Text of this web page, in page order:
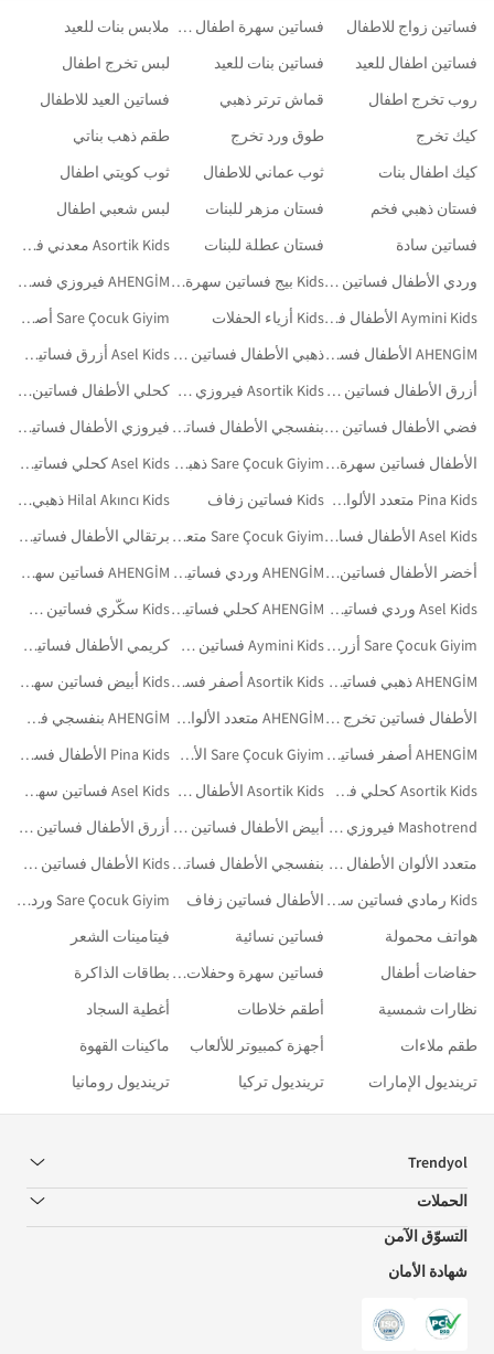
فساتين زواج للاطفال فساتين سهرة اطفال سن 12 سنة ملابس بنات للعيد
فساتين اطفال للعيد
فساتين بنات للعيد
لبس تخرج اطفال
روب تخرج اطفال
قماش ترتر ذهبي
فساتين العيد للاطفال
كيك تخرج
طوق ورد تخرج
طقم ذهب بناتي
كيك اطفال بنات
ثوب عماني للاطفال
ثوب كويتي اطفال
فستان ذهبي فخم
فستان مزهر للبنات
لبس شعبي اطفال
فساتين سادة
فستان عطلة للبنات
Asortik Kids معدني فساتين سهرة وحفلات تخرج
وردي الأطفال فساتين سهرة وحفلات تخرج
Kids بيج فساتين سهرة وحفلات تخرج
AHENGİM فيروزي فساتين سهرة وحفلات تخرج
Aymini Kids الأطفال فساتين سهرة وحفلات تخرجKids أزياء الحفلات
Sare Çocuk Giyim أصفر فساتين سهرة وحفلات تخرج
AHENGİM الأطفال فساتين سهرة وحفلات تخرج
ذهبي الأطفال فساتين التخرّج
Asel Kids أزرق فساتين سهرة وحفلات تخرج
أزرق الأطفال فساتين سهرة للمحجبات
Asortik Kids فيروزي فساتين سهرة وحفلات تخرج
كحلي الأطفال فساتين سهرة وحفلات تخرج
فضي الأطفال فساتين سهرة وحفلات تخرج
بنفسجي الأطفال فساتين سهرة وحفلات تخرج
فيروزي الأطفال فساتين سهرة وحفلات تخرج
الأطفال فساتين سهرة للمحجبات
Sare Çocuk Giyim ذهبي فساتين التخرّج
Asel Kids كحلي فساتين سهرة وحفلات تخرج
Pina Kids متعدد الألوان فساتين سهرة وحفلات تخرج Kids فساتين زفاف
Hilal Akıncı Kids ذهبي فساتين سهرة وحفلات تخرج
Asel Kids الأطفال فساتين سهرة وحفلات تخرج
Sare Çocuk Giyim متعدد الألوان فساتين سهرة وحفلات تخرج
برتقالي الأطفال فساتين سهرة وحفلات تخرج
أخضر الأطفال فساتين سهرة وحفلات تخرج
AHENGİM وردي فساتين سهرة وحفلات تخرج
AHENGİM فساتين سهرة وحفلات تخرج
Asel Kids وردي فساتين سهرة وحفلات تخرج
AHENGİM كحلي فساتين سهرة وحفلات تخرج
Kids سكّري فساتين سهرة وحفلات تخرج
Sare Çocuk Giyim أزرق فساتين سهرة وحفلات تخرج
Aymini Kids فساتين سهرة وحفلات تخرج
كريمي الأطفال فساتين سهرة وحفلات تخرج
AHENGİM ذهبي فساتين التخرّج
Asortik Kids أصفر فساتين سهرة وحفلات تخرج
Kids أبيض فساتين سهرة وحفلات تخرج
الأطفال فساتين تخرج للمحجبات
AHENGİM متعدد الألوان فساتين سهرة وحفلات تخرج
AHENGİM بنفسجي فساتين سهرة وحفلات تخرج
AHENGİM أصفر فساتين سهرة وحفلات تخرج
Sare Çocuk Giyim الأطفال فساتين سهرة وحفلات تخرج
Pina Kids الأطفال فساتين سهرة وحفلات تخرج
Asortik Kids كحلي فساتين سهرة وحفلات تخرج
Asortik Kids الأطفال فساتين سهرة وحفلات تخرج
Asel Kids فساتين سهرة وحفلات تخرج
Mashotrend فيروزي فساتين سهرة وحفلات تخرج
أبيض الأطفال فساتين سهرة وحفلات تخرج
أزرق الأطفال فساتين زفاف
متعدد الألوان الأطفال فساتين تخرج للمحجبات
بنفسجي الأطفال فساتين سهرة للمحجبات
Kids الأطفال فساتين زفاف
Kids رمادي فساتين سهرة وحفلات تخرجالأطفال فساتين زفاف
Sare Çocuk Giyim وردي فساتين سهرة وحفلات تخرج
هواتف محمولة
فساتين نسائية
فيتامينات الشعر
حفاضات أطفال
فساتين سهرة وحفلات تخرجبطاقات الذاكرة
نظارات شمسية
أطقم خلاطات
أغطية السجاد
طقم ملاءات
أجهزة كمبيوتر للألعاب
ماكينات القهوة
ترينديول الإمارات
ترينديول تركيا ترينديول رومانيا
Trendyol
الحملات
التسوّق الآمن
شهادة الأمان